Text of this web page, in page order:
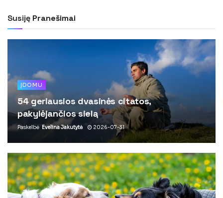
Susiję Pranešimai
ĮDOMU
54 geriausios dvasinės citatos,
pakylėjančios sielą
Paskelbė Evelina Jakutytė 2026-07-31